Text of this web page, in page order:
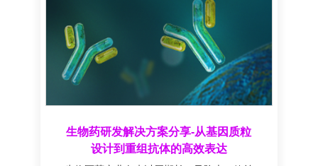
生物药研发解决方案分享-从基因质粒
设计到重组抗体的高效表达